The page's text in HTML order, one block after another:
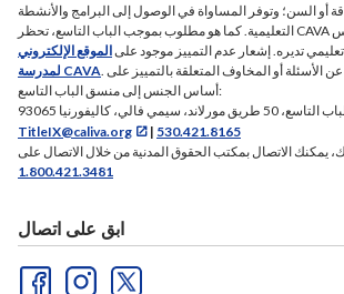
أو السن؛ وتوفر المساواة في الوصول إلى البرامج والأنشطة
التعليمية. كما هو مطلوب بموجب الباب التاسع، تحظر CAVA التمييز على أساس الجنس
تديره. إشعار عدم التمييز موجود علىالموقع الإلكتروني
لمدرسة CAVA. يمكن للأفراد الإبلاغ عن الأسئلة أو المخاوف المتعلقة بالتمييز على
أساس الجنس إلى منسق الباب التاسع:
TitleIX@caliva.org
| 530.421.8165
يمكنك الاتصال بمكتب الحقوق المدنية من خلال الاتصال على
1.800.421.3481
ابق على اتصال